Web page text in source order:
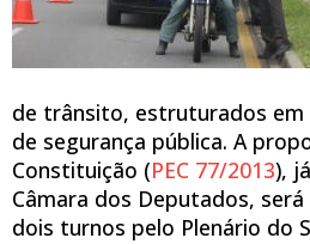
de trânsito, estruturados em
de segurança pública. A
Constituição (PEC 77/2013),
Câmara dos Deputados,
dois turnos pelo Plenário do